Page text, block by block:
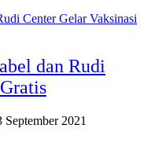
dan Rudi
September 2021